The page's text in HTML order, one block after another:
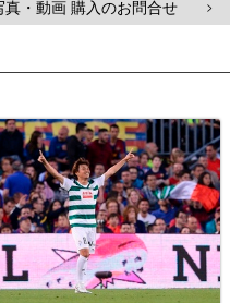
真・動画 購入のお問合せ >